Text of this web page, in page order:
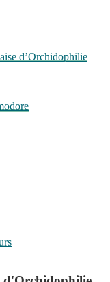
d’Orchidophilie